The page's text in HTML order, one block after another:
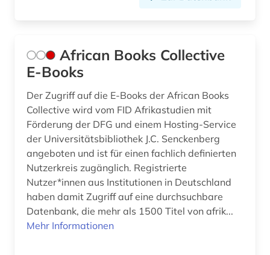
chinesisch (13)
cloudbasiert (1)
comic (3)
computerlinguistik (3)
corona (1)
corpora (1)
African Books Collective
E-Books
Der Zugriff auf die E-Books der African Books
Collective wird vom FID Afrikastudien mit
Förderung der DFG und einem Hosting-Service
der Universitätsbibliothek J.C. Senckenberg
angeboten und ist für einen fachlich definierten
Nutzerkreis zugänglich. Registrierte
Nutzer*innen aus Institutionen in Deutschland
haben damit Zugriff auf eine durchsuchbare
Datenbank, die mehr als 1500 Titel von afrik...
Mehr Informationen